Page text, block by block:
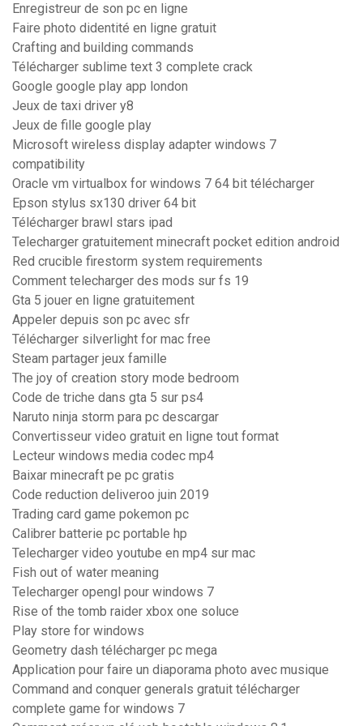
Enregistreur de son pc en ligne
Faire photo didentité en ligne gratuit
Crafting and building commands
Télécharger sublime text 3 complete crack
Google google play app london
Jeux de taxi driver y8
Jeux de fille google play
Microsoft wireless display adapter windows 7
compatibility
Oracle vm virtualbox for windows 7 64 bit télécharger
Epson stylus sx130 driver 64 bit
Télécharger brawl stars ipad
Telecharger gratuitement minecraft pocket edition android
Red crucible firestorm system requirements
Comment telecharger des mods sur fs 19
Gta 5 jouer en ligne gratuitement
Appeler depuis son pc avec sfr
Télécharger silverlight for mac free
Steam partager jeux famille
The joy of creation story mode bedroom
Code de triche dans gta 5 sur ps4
Naruto ninja storm para pc descargar
Convertisseur video gratuit en ligne tout format
Lecteur windows media codec mp4
Baixar minecraft pe pc gratis
Code reduction deliveroo juin 2019
Trading card game pokemon pc
Calibrer batterie pc portable hp
Telecharger video youtube en mp4 sur mac
Fish out of water meaning
Telecharger opengl pour windows 7
Rise of the tomb raider xbox one soluce
Play store for windows
Geometry dash télécharger pc mega
Application pour faire un diaporama photo avec musique
Command and conquer generals gratuit télécharger
complete game for windows 7